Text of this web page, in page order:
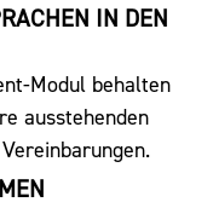
IN DEN
Modul behalten
ausstehenden